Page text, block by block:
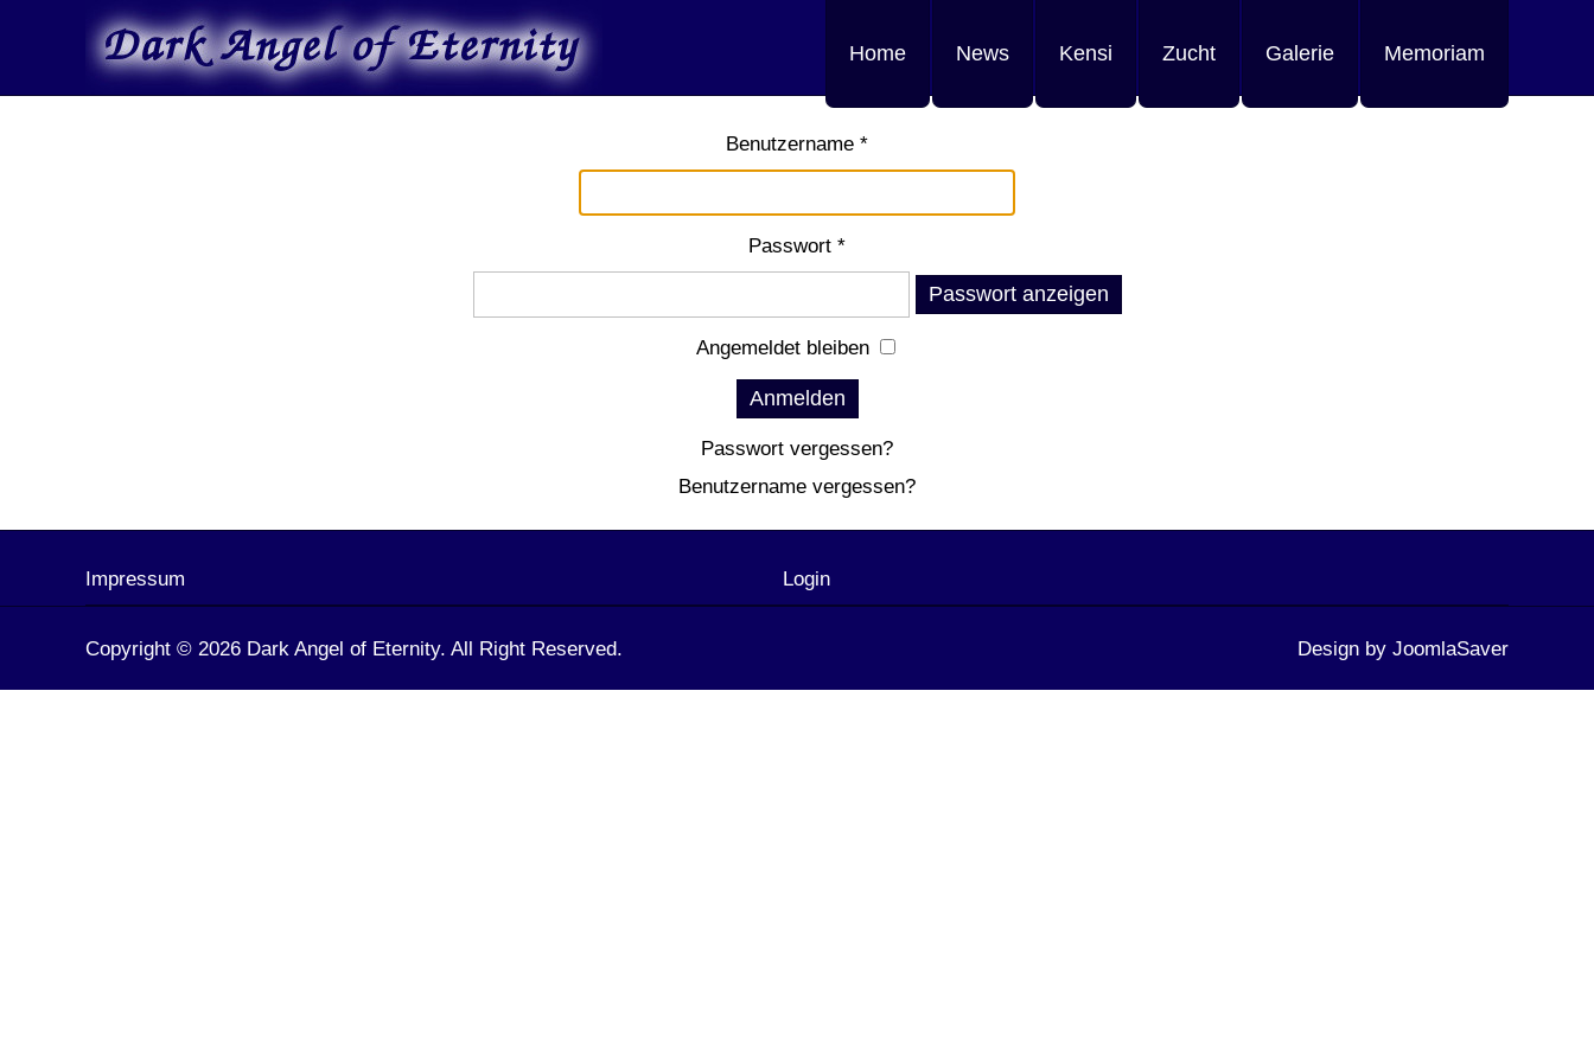
Home News Kensi Zucht Galerie Memoriam
Benutzername *
Passwort *
Passwort anzeigen
Angemeldet bleiben
Anmelden
Passwort vergessen?
Benutzername vergessen?
Impressum Login
Copyright © 2026 Dark Angel of Eternity. All Right Reserved. Design by JoomlaSaver